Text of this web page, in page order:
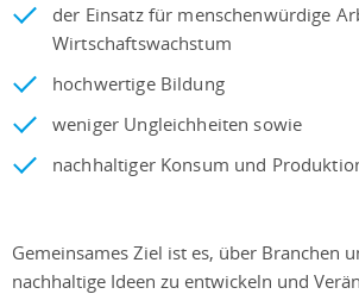
der Einsatz für menschenwürdige
Wirtschaftswachstum
hochwertige Bildung
weniger Ungleichheiten sowie
nachhaltiger Konsum und
Gemeinsames Ziel ist es, über Branchen
nachhaltige Ideen zu entwickeln und